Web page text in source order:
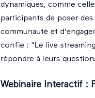
dynamiques, comme
participants de poser
communauté et
confie : "Le live
répondre à leurs
Webinaire Interactif :